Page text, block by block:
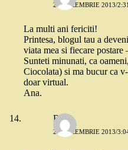
29 DECEMBRIE 2013/
La multi ani fericiti!
Printesa, blogul tau a
viata mea si fiecare
Sunteti minunati, ca
Ciocolata) si ma bucur ca
doar virtual.
Ana.
Robo
29 DECEMBRIE 2013/